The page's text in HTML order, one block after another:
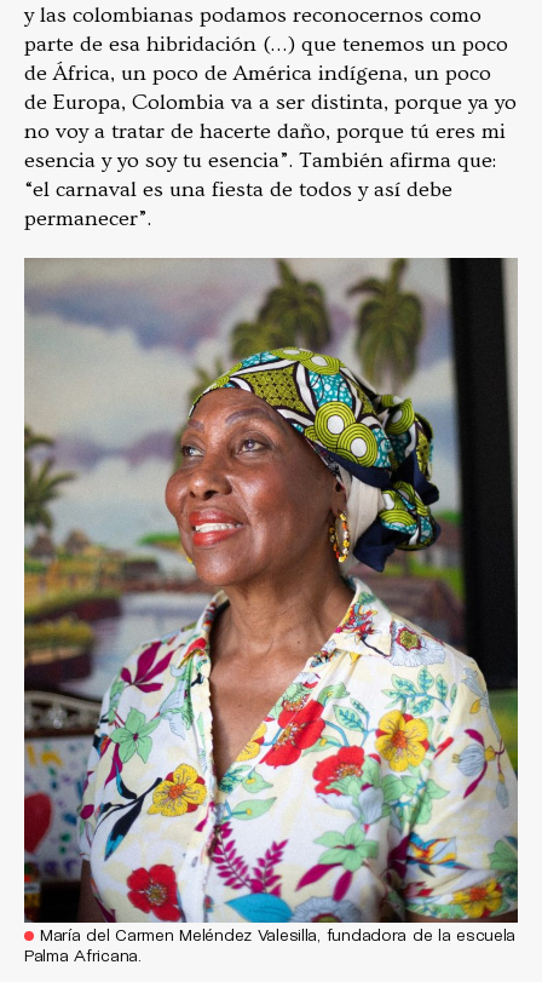
y las colombianas podamos reconocernos como
parte de esa hibridación (…) que tenemos un poco
de África, un poco de América indígena, un poco
de Europa, Colombia va a ser distinta, porque ya yo
no voy a tratar de hacerte daño, porque tú eres mi
esencia y yo soy tu esencia”. También afirma que:
“el carnaval es una fiesta de todos y así debe
permanecer”.
María del Carmen Meléndez Valesilla, fundadora de la escuela
Palma Africana.